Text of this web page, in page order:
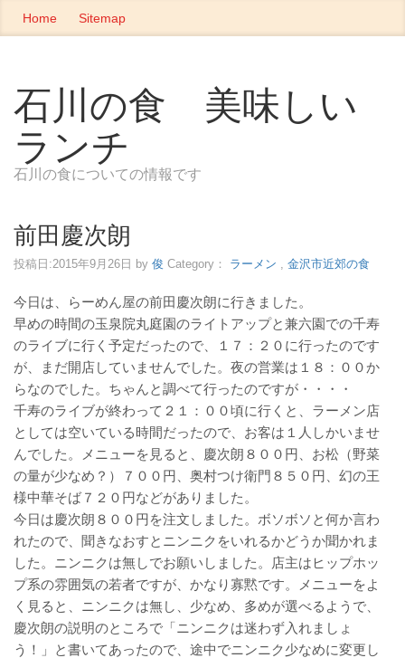
Home Sitemap
石川の食 美味しい
ランチ
石川の食についての情報です
前田慶次朗
投稿日:2015年9月26日 by 俊 Category： ラーメン , 金沢市近郊の食
今日は、らーめん屋の前田慶次朗に行きました。
早めの時間の玉泉院丸庭園のライトアップと兼六園での千寿
のライブに行く予定だったので、１７：２０に行ったのです
が、まだ開店していませんでした。夜の営業は１８：００か
らなのでした。ちゃんと調べて行ったのですが・・・・
千寿のライブが終わって２１：００頃に行くと、ラーメン店
としては空いている時間だったので、お客は１人しかいませ
んでした。メニューを見ると、慶次朗８００円、お松（野菜
の量が少なめ？）７００円、奥村つけ衛門８５０円、幻の王
様中華そば７２０円などがありました。
今日は慶次朗８００円を注文しました。ボソボソと何か言わ
れたので、聞きなおすとニンニクをいれるかどうか聞かれま
した。ニンニクは無しでお願いしました。店主はヒップホッ
プ系の雰囲気の若者ですが、かなり寡黙です。メニューをよ
く見ると、ニンニクは無し、少なめ、多めが選べるようで、
慶次朗の説明のところで「ニンニクは迷わず入れましょ
う！」と書いてあったので、途中でニンニク少なめに変更し